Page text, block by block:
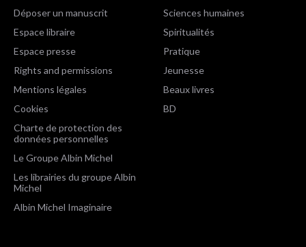
Déposer un manuscrit
Espace libraire
Espace presse
Rights and permissions
Mentions légales
Cookies
Charte de protection des
données personnelles
Le Groupe Albin Michel
Les librairies du groupe Albin
Michel
Albin Michel Imaginaire
Sciences humaines
Spiritualités
Pratique
Jeunesse
Beaux livres
BD